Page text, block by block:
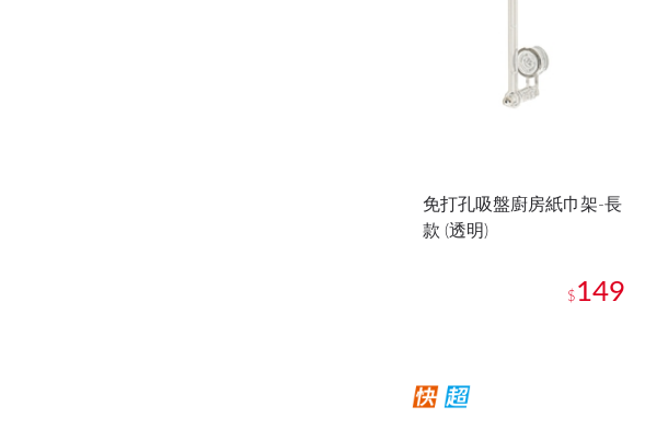
免打孔吸盤廚房紙巾架-長
款 (透明)
$ 149